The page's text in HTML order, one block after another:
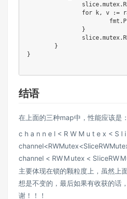
		slice
.mutex.
for k , v :=
			fmt
.
}
		slice
.mutex.
}
}
结语
在上面的三种map中，性能应该是：
c h a n n e l < R W M u t e x < S l
channel < RWMutex < SliceRWM
主要体现在锁的颗粒度上，虽然上
想是不变的，最后如果有收获的话
谢！！！